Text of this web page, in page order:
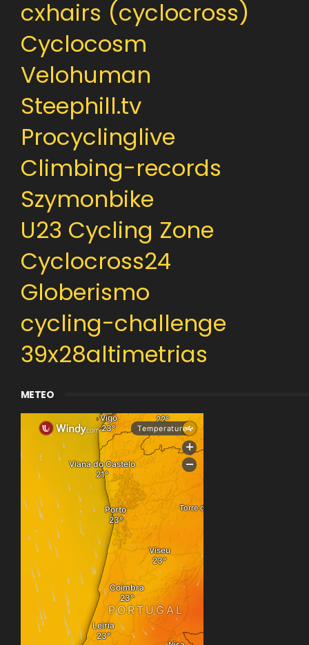
cxhairs (cyclocross)
Cyclocosm
Velohuman
Steephill.tv
Procyclinglive
Climbing-records
Szymonbike
U23 Cycling Zone
Cyclocross24
Globerismo
cycling-challenge
39x28altimetrias
METEO